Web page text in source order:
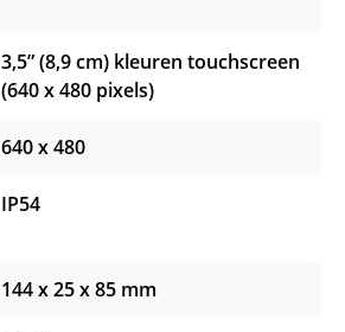
3,5” (8,9 cm) kleuren touchscreen
(640 x 480 pixels)
640 x 480
IP54
144 x 25 x 85 mm